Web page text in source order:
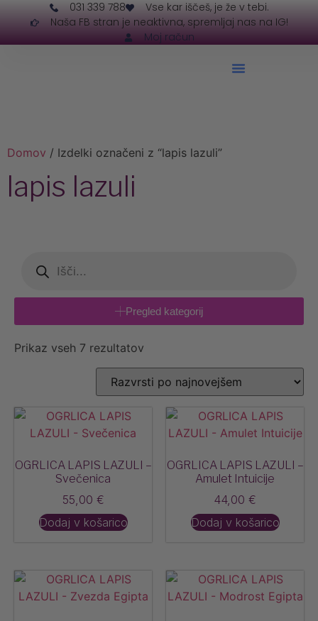
031 339 788
Vse kar iščeš, je že v tebi.
Naša FB stran je neaktivna, spremljaj nas na IG!
Moj račun
Domov / Izdelki označeni z “lapis lazuli”
lapis lazuli
Pregled kategorij
Prikaz vseh 7 rezultatov
OGRLICA LAPIS LAZULI –
Svečenica
55,00 €
Dodaj v košarico
OGRLICA LAPIS LAZULI –
Amulet Intuicije
44,00 €
Dodaj v košarico